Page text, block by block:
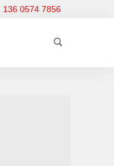
136 0574 7856